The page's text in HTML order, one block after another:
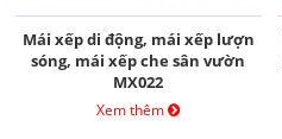
Mái xếp di động, mái xếp lượn
sóng, mái xếp che sân vườn
MX022
Xem thêm